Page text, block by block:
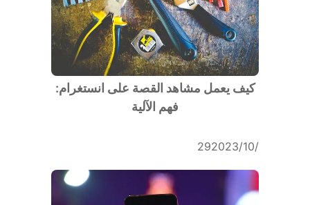
كيف يعمل مشاهد القصة على انستغرام:
فهم الآلية
29‏/10‏/2023